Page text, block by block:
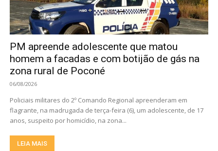
PM apreende adolescente que matou
homem a facadas e com botijão de gás na
zona rural de Poconé
06/08/2026
Policiais militares do 2º Comando Regional apreenderam em
flagrante, na madrugada de terça-feira (6), um adolescente, de 17
anos, suspeito por homicídio, na zona...
LEIA MAIS